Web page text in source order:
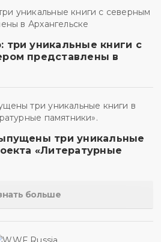
уникальные книги с
представлены в
три уникальные
«Литературные
больше